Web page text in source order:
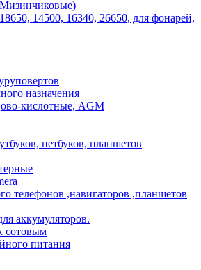
14500, 16340, 26650, для фонарей,
назначения
кислотные, AGM
нетбуков, планшетов
телефонов ,навигаторов ,планшетов
аккумуляторов.
сотовым
питания